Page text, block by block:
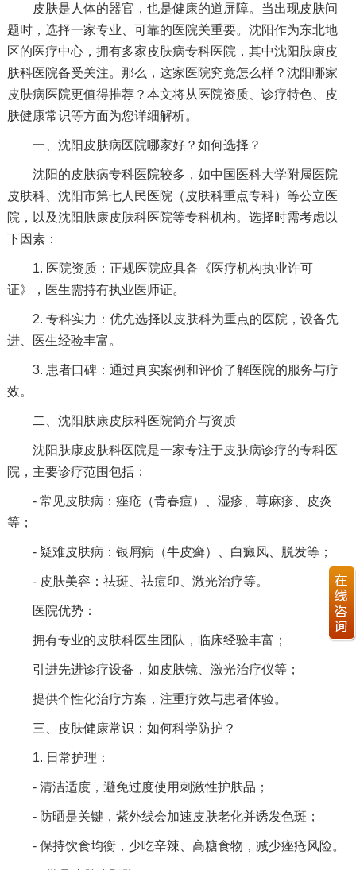
皮肤是人体的器官，也是健康的道屏障。当出现皮肤问
题时，选择一家专业、可靠的医院关重要。沈阳作为东北地
区的医疗中心，拥有多家皮肤病专科医院，其中沈阳肤康皮
肤科医院备受关注。那么，这家医院究竟怎么样？沈阳哪家
皮肤病医院更值得推荐？本文将从医院资质、诊疗特色、皮
肤健康常识等方面为您详细解析。
一、沈阳皮肤病医院哪家好？如何选择？
沈阳的皮肤病专科医院较多，如中国医科大学附属医院
皮肤科、沈阳市第七人民医院（皮肤科重点专科）等公立医
院，以及沈阳肤康皮肤科医院等专科机构。选择时需考虑以
下因素：
1. 医院资质：正规医院应具备《医疗机构执业许可
证》，医生需持有执业医师证。
2. 专科实力：优先选择以皮肤科为重点的医院，设备先
进、医生经验丰富。
3. 患者口碑：通过真实案例和评价了解医院的服务与疗
效。
二、沈阳肤康皮肤科医院简介与资质
沈阳肤康皮肤科医院是一家专注于皮肤病诊疗的专科医
院，主要诊疗范围包括：
- 常见皮肤病：痤疮（青春痘）、湿疹、荨麻疹、皮炎
等；
- 疑难皮肤病：银屑病（牛皮癣）、白癜风、脱发等；
- 皮肤美容：祛斑、祛痘印、激光治疗等。
医院优势：
拥有专业的皮肤科医生团队，临床经验丰富；
引进先进诊疗设备，如皮肤镜、激光治疗仪等；
提供个性化治疗方案，注重疗效与患者体验。
三、皮肤健康常识：如何科学防护？
1. 日常护理：
- 清洁适度，避免过度使用刺激性护肤品；
- 防晒是关键，紫外线会加速皮肤老化并诱发色斑；
- 保持饮食均衡，少吃辛辣、高糖食物，减少痤疮风险。